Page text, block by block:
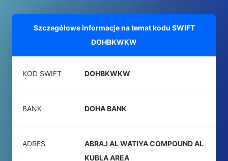
Szczegółowe informacje na temat kodu SWIFT
DOHBKWKW
KOD SWIFT DOHBKWKW
BANK DOHA BANK
ADRES
ABRAJ AL WATIYA COMPOUND AL
KUBLA AREA